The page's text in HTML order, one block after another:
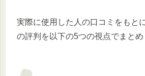
実際に使用した人の口コミをもと
の評判を以下の5つの視点でまとめ